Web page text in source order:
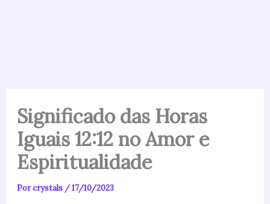
Significado das Horas
Iguais 12:12 no Amor e
Espiritualidade
Porcrystals /17/10/2023